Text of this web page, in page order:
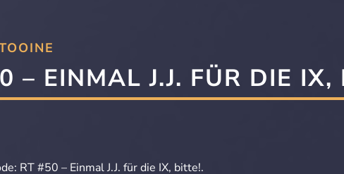
– EINMAL J.J. FÜR DIE IX,
RT #50 – Einmal J.J. für die IX, bitte!.